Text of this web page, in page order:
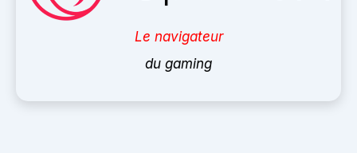
Le navigateur
du gaming